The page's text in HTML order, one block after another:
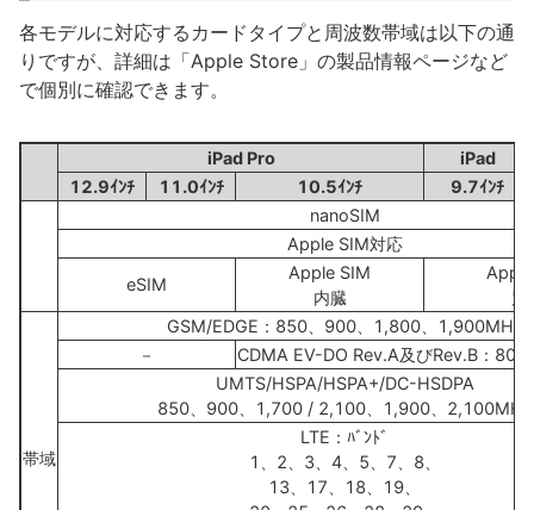
各モデルに対応するカードタイプと周波数帯域は以下の通
りですが、詳細は「Apple Store」の製品情報ページなど
で個別に確認できます。
iPad Pro
iPad
12.9ｲﾝﾁ
11.0ｲﾝﾁ 10.5ｲﾝﾁ
9.7ｲﾝﾁ
nanoSIM
Apple SIM対応
eSIM
Apple SIM
内臓
別
帯域
GSM/EDGE：850、900、1,800、1,900MHz
－
CDMA EV-DO Rev.A及びRev.B：
UMTS/HSPA/HSPA+/DC-HSDPA
850、900、1,700 / 2,100、1,900、2,100MHz
LTE：ﾊﾞﾝﾄﾞ
1、2、3、4、5、7、8、
13、17、18、19、